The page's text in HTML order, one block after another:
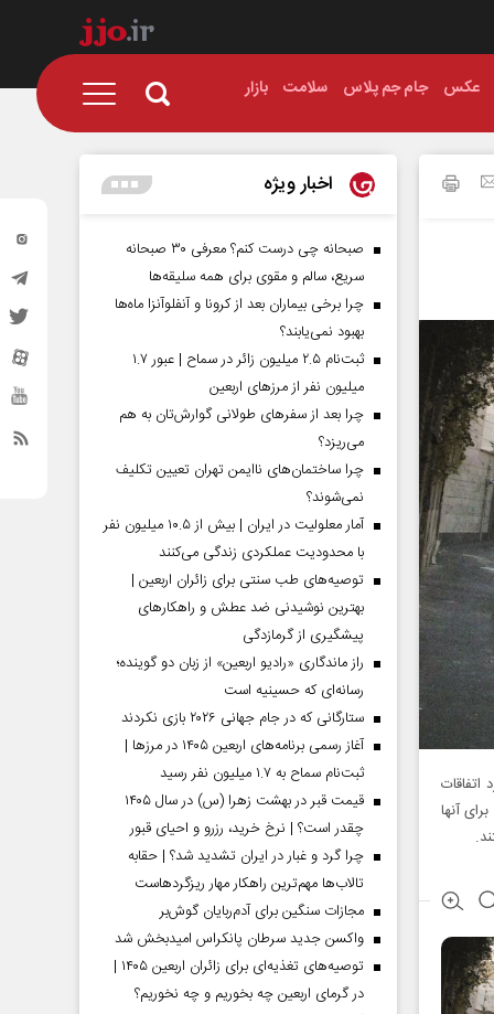
عکس جام جم پلاس سلامت بازار
آنها
اخبار ویژه
صبحانه چی درست کنم؟ معرفی ۳۰ صبحانه
سریع، سالم و مقوی برای همه سلیقه‌ها
چرا برخی بیماران بعد از کرونا و آنفلوآنزا ماه‌ها
بهبود نمی‌یابند؟
ثبت‌نام ۲.۵ میلیون زائر در سماح | عبور ۱.۷
میلیون نفر از مرز‌های اربعین
چرا بعد از سفرهای طولانی گوارش‌تان به هم
می‌ریزد؟
چرا ساختمان‌های ناایمن تهران تعیین تکلیف
نمی‌شوند؟
آمار معلولیت در ایران | بیش از ۱۰.۵ میلیون نفر
با محدودیت عملکردی زندگی می‌کنند
توصیه‌های طب سنتی برای زائران اربعین |
بهترین نوشیدنی ضد عطش و راهکارهای
پیشگیری از گرمازدگی
راز ماندگاری «رادیو اربعین» از زبان دو گوینده؛
رسانه‌ای که حسینیه است
ستارگانی که در جام جهانی ۲۰۲۶ بازی نکردند
آغاز رسمی برنامه‌های اربعین ۱۴۰۵ در مرز‌ها |
ثبت‌نام سماح به ۱.۷ میلیون نفر رسید
قیمت قبر در بهشت زهرا (س) در سال ۱۴۰۵
چقدر است؟ | نرخ خرید، رزرو و احیای قبور
چرا گرد و غبار در ایران تشدید شد؟ | حقابه
تالاب‌ها مهم‌ترین راهکار مهار ریزگردهاست
مجازات سنگین برای آدم‌ربایان گوش‌بر
واکسن جدید سرطان پانکراس امیدبخش شد
توصیه‌های تغذیه‌ای برای زائران اربعین ۱۴۰۵ |
در گرمای اربعین چه بخوریم و چه نخوریم؟